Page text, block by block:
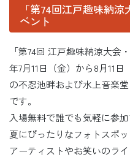
「第74回江戸趣味納
ベント
「第74回 江戸趣味納涼大会
年7月11日（金）から8月11
の不忍池畔および水上音楽
です。
入場無料で誰でも気軽に参加
夏にぴったりなフォトスポ
アーティストやお笑いのラ